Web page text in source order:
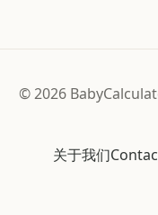
©2026
关于我们